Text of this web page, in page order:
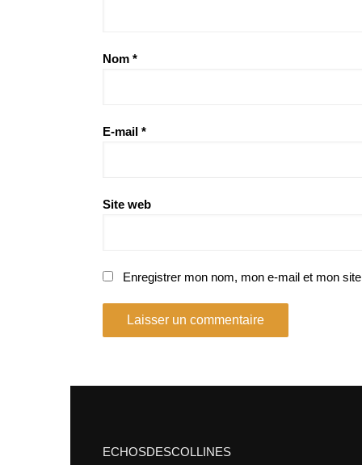
Nom *
E-mail *
Site web
Enregistrer mon nom, mon e-mail et mon
ECHOSDESCOLLINES